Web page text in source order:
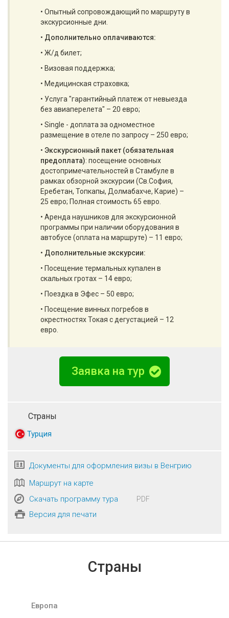
• Опытный сопровождающий по маршруту в
экскурсионные дни.
• Дополнительно оплачиваются:
• Ж/д билет;
• Визовая поддержка;
• Медицинская страховка;
• Услуга "гарантийный платеж от невыезда
без авиаперелета" – 20 евро;
• Single - доплата за одноместное
размещение в отеле по запросу – 250 евро;
• Экскурсионный пакет (обязательная
предоплата): посещение основных
достопримечательностей в Стамбуле в
рамках обзорной экскурсии (Св.София,
Еребетан, Топкапы, Долмабахче, Карие) –
25 евро; Полная стоимость 65 евро.
• Аренда наушников для экскурсионной
программы при наличии оборудования в
автобусе (оплата на маршруте) – 11 евро;
• Дополнительные экскурсии:
• Посещение термальных купален в
скальных гротах – 14 евро;
• Поездка в Эфес – 50 евро;
• Посещение винных погребов в
окрестностях Токая с дегустацией – 12
евро.
Заявка на тур
Страны
Турция
Документы для оформления визы в Венгрию
Маршрут на карте
Скачать программу тура
PDF
Версия для печати
Страны
Европа